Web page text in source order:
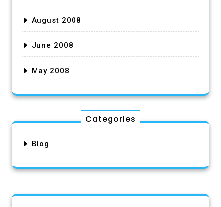
August 2008
June 2008
May 2008
Categories
Blog